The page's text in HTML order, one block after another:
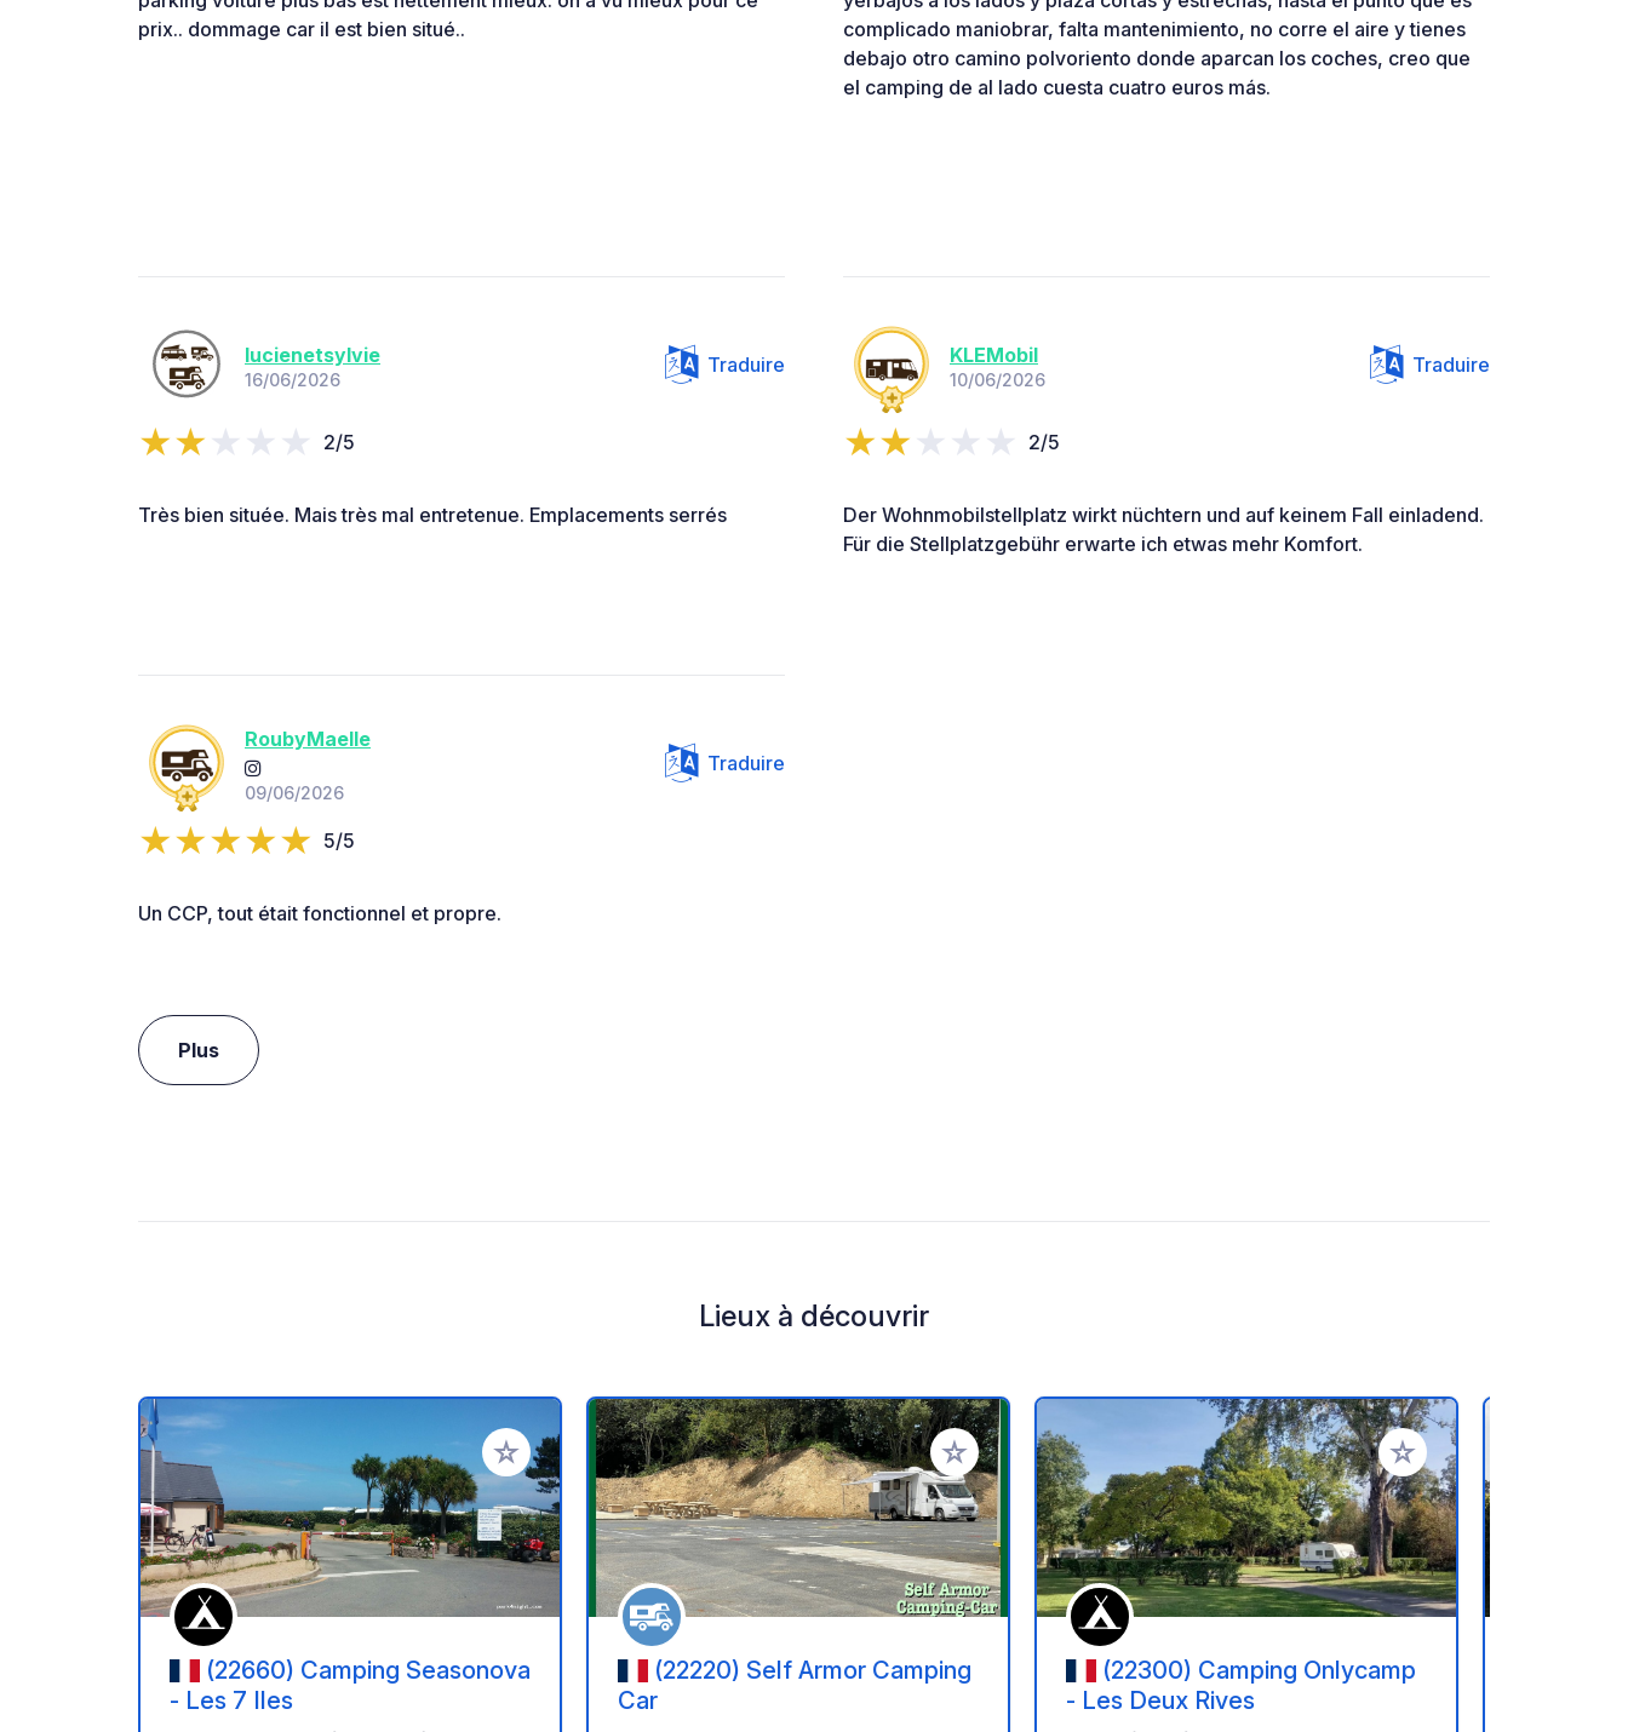
prix.. dommage car il est bien situé..
complicado maniobrar, falta mantenimiento, no corre el aire y tienes
debajo otro camino polvoriento donde aparcan los coches, creo que
el camping de al lado cuesta cuatro euros más.
lucienetsylvie
16/06/2026
Traduire
2/5
Très bien située. Mais très mal entretenue. Emplacements serrés
KLEMobil
10/06/2026
Traduire
2/5
Der Wohnmobilstellplatz wirkt nüchtern und auf keinem Fall einladend.
Für die Stellplatzgebühr erwarte ich etwas mehr Komfort.
RoubyMaelle
09/06/2026
Traduire
5/5
Un CCP, tout était fonctionnel et propre.
Plus
Lieux à découvrir
Ajouter à vos favoris
(22660) Camping Seasonova
- Les 7 Iles
Ajouter à vos favoris
(22220) Self Armor Camping
Car
Ajouter à vos favoris
(22300) Camping Onlycamp
- Les Deux Rives